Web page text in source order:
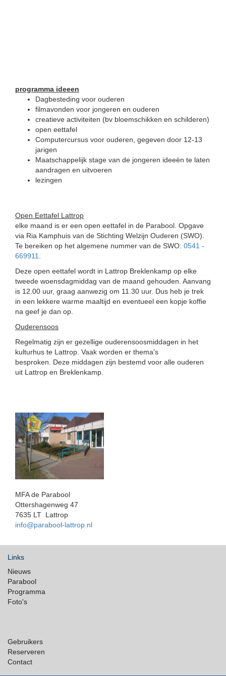
programma ideeen
Dagbesteding voor ouderen
filmavonden voor jongeren en ouderen
creatieve activiteiten (bv bloemschikken en schilderen)
open eettafel
Computercursus voor ouderen, gegeven door 12-13
jarigen
Maatschappelijk stage van de jongeren ideeën te laten
aandragen en uitvoeren
lezingen
Open Eettafel Lattrop
elke maand is er een open eettafel in de Parabool. Opgave
via Ria Kamphuis van de Stichting Welzijn Ouderen (SWO).
Te bereiken op het algemene nummer van de SWO: 0541 -
669911
Deze open eettafel wordt in Lattrop Breklenkamp op elke
tweede woensdagmiddag van de maand gehouden. Aanvang
is 12.00 uur, graag aanwezig om 11.30 uur. Dus heb je trek
in een lekkere warme maaltijd en eventueel een kopje koffie
na geef je dan op.
Ouderensoos
Regelmatig zijn er gezellige ouderensoosmiddagen in het
kulturhus te Lattrop. Vaak worden er thema's
besproken. Deze middagen zijn bestemd voor alle ouderen
uit Lattrop en Breklenkamp.
MFA de Parabool
Ottershagenweg 47
7635 LT Lattrop
info@parabool-lattrop.nl
Links
Nieuws
Parabool
Programma
Foto's
Gebruikers
Reserveren
Contact